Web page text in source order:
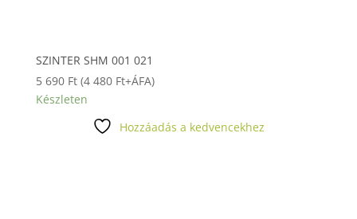
SZINTER SHM 001 021
5 690 Ft (4 480 Ft+ÁFA)
Készleten
Hozzáadás a kedvencekhez